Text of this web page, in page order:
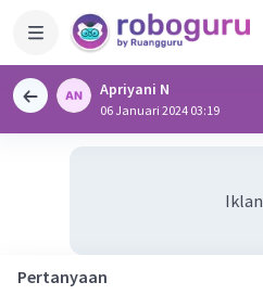
Apriyani N
06 Januari 2024 03:19
Iklan
Pertanyaan